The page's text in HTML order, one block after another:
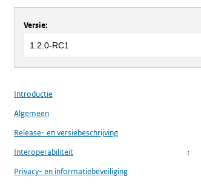
Over Uitwisselprofiel
Versie:
Introductie
Algemeen
Release- en versiebeschrijving
Interoperabiliteit
...
Privacy- en informatiebeveiliging